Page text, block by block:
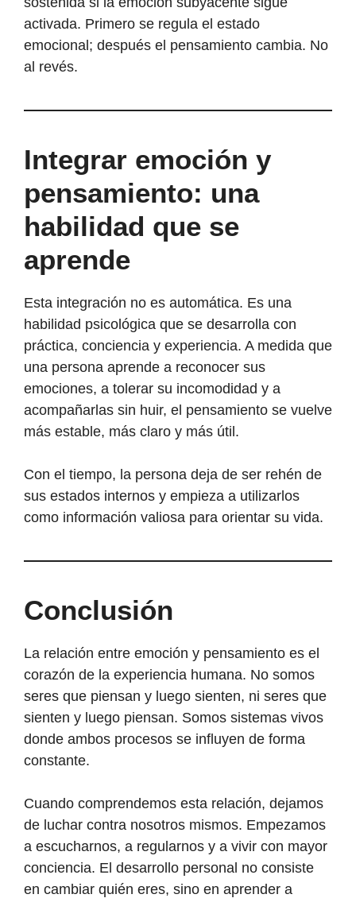
activada. Primero se regula el estado
emocional; después el pensamiento cambia. No
al revés.
Integrar emoción y
pensamiento: una
habilidad que se
aprende
Esta integración no es automática. Es una
habilidad psicológica que se desarrolla con
práctica, conciencia y experiencia. A medida que
una persona aprende a reconocer sus
emociones, a tolerar su incomodidad y a
acompañarlas sin huir, el pensamiento se vuelve
más estable, más claro y más útil.
Con el tiempo, la persona deja de ser rehén de
sus estados internos y empieza a utilizarlos
como información valiosa para orientar su vida.
Conclusión
La relación entre emoción y pensamiento es el
corazón de la experiencia humana. No somos
seres que piensan y luego sienten, ni seres que
sienten y luego piensan. Somos sistemas vivos
donde ambos procesos se influyen de forma
constante.
Cuando comprendemos esta relación, dejamos
de luchar contra nosotros mismos. Empezamos
a escucharnos, a regularnos y a vivir con mayor
conciencia. El desarrollo personal no consiste
en cambiar quién eres, sino en aprender a